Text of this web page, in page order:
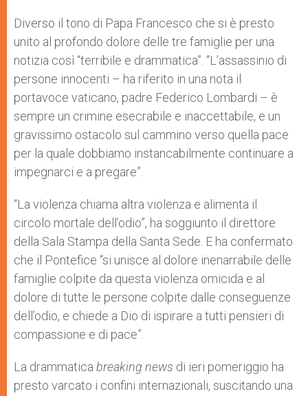
Diverso il tono di Papa Francesco che si è presto
unito al profondo dolore delle tre famiglie per una
notizia così “terribile e drammatica”. “L’assassinio di
persone innocenti – ha riferito in una nota il
portavoce vaticano, padre Federico Lombardi – è
sempre un crimine esecrabile e inaccettabile, e un
gravissimo ostacolo sul cammino verso quella pace
per la quale dobbiamo instancabilmente continuare a
impegnarci e a pregare”.
“La violenza chiama altra violenza e alimenta il
circolo mortale dell’odio”, ha soggiunto il direttore
della Sala Stampa della Santa Sede. E ha confermato
che il Pontefice “si unisce al dolore inenarrabile delle
famiglie colpite da questa violenza omicida e al
dolore di tutte le persone colpite dalle conseguenze
dell’odio, e chiede a Dio di ispirare a tutti pensieri di
compassione e di pace”.
La drammatica breaking news di ieri pomeriggio ha
presto varcato i confini internazionali, suscitando una